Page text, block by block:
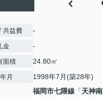
共益費 -
金 -
面積 24.80㎡
月 1998年7月(築28年)
福岡市七隈線 「天神南